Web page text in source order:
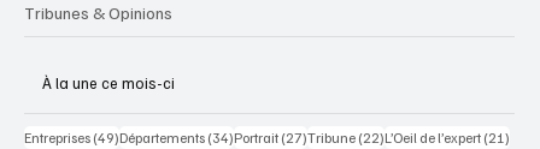
Tribunes & Opinions
À la une ce mois-ci
Entreprises (49)49 posts
Départements (34)34 posts
Portrait (27)27 posts
Tribune (22)22 posts
L’Oeil de l’expert (21)